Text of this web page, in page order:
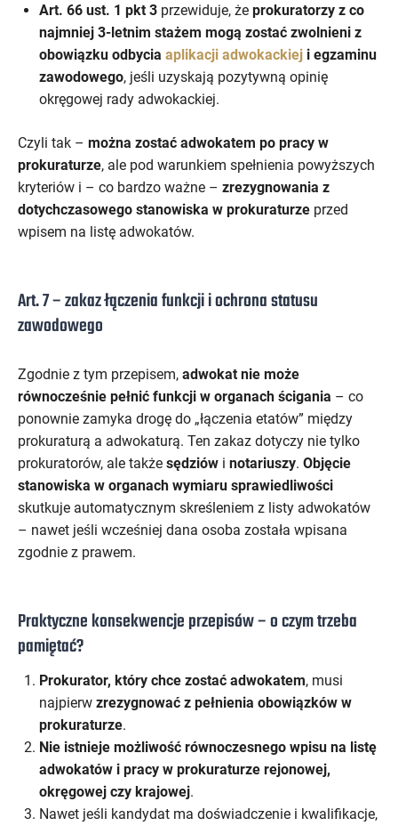
Art. 66 ust. 1 pkt 3 przewiduje, że prokuratorzy z co
najmniej 3-letnim stażem mogą zostać zwolnieni z
obowiązku odbycia aplikacji adwokackiej i egzaminu
zawodowego, jeśli uzyskają pozytywną opinię
okręgowej rady adwokackiej.
Czyli tak – można zostać adwokatem po pracy w
prokuraturze, ale pod warunkiem spełnienia powyższych
kryteriów i – co bardzo ważne – zrezygnowania z
dotychczasowego stanowiska w prokuraturze przed
wpisem na listę adwokatów.
Art. 7 – zakaz łączenia funkcji i ochrona statusu
zawodowego
Zgodnie z tym przepisem, adwokat nie może
równocześnie pełnić funkcji w organach ścigania – co
ponownie zamyka drogę do „łączenia etatów” między
prokuraturą a adwokaturą. Ten zakaz dotyczy nie tylko
prokuratorów, ale także sędziów i notariuszy. Objęcie
stanowiska w organach wymiaru sprawiedliwości
skutkuje automatycznym skreśleniem z listy adwokatów
– nawet jeśli wcześniej dana osoba została wpisana
zgodnie z prawem.
Praktyczne konsekwencje przepisów – o czym trzeba
pamiętać?
Prokurator, który chce zostać adwokatem, musi
najpierw zrezygnować z pełnienia obowiązków w
prokuraturze.
Nie istnieje możliwość równoczesnego wpisu na listę
adwokatów i pracy w prokuraturze rejonowej,
okręgowej czy krajowej.
Nawet jeśli kandydat ma doświadczenie i kwalifikacje,